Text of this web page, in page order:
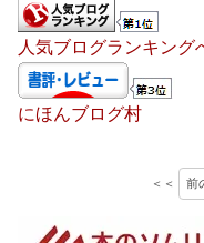
人気ブログランキング
にほんブログ村
＜＜ 前